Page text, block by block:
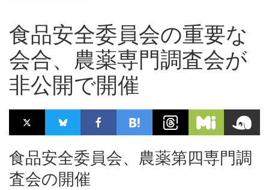
食品安全委員会の重要な
会合、農薬専門調査会が
非公開で開催
食品安全委員会、農薬第四専門調
査会の開催